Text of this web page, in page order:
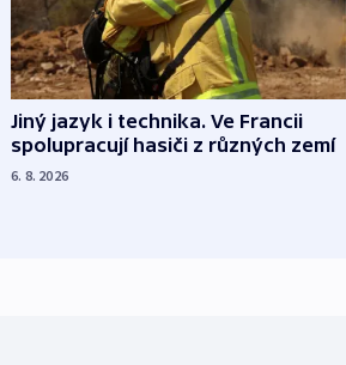
Jiný jazyk i technika. Ve Francii
spolupracují hasiči z různých zemí
6. 8. 2026